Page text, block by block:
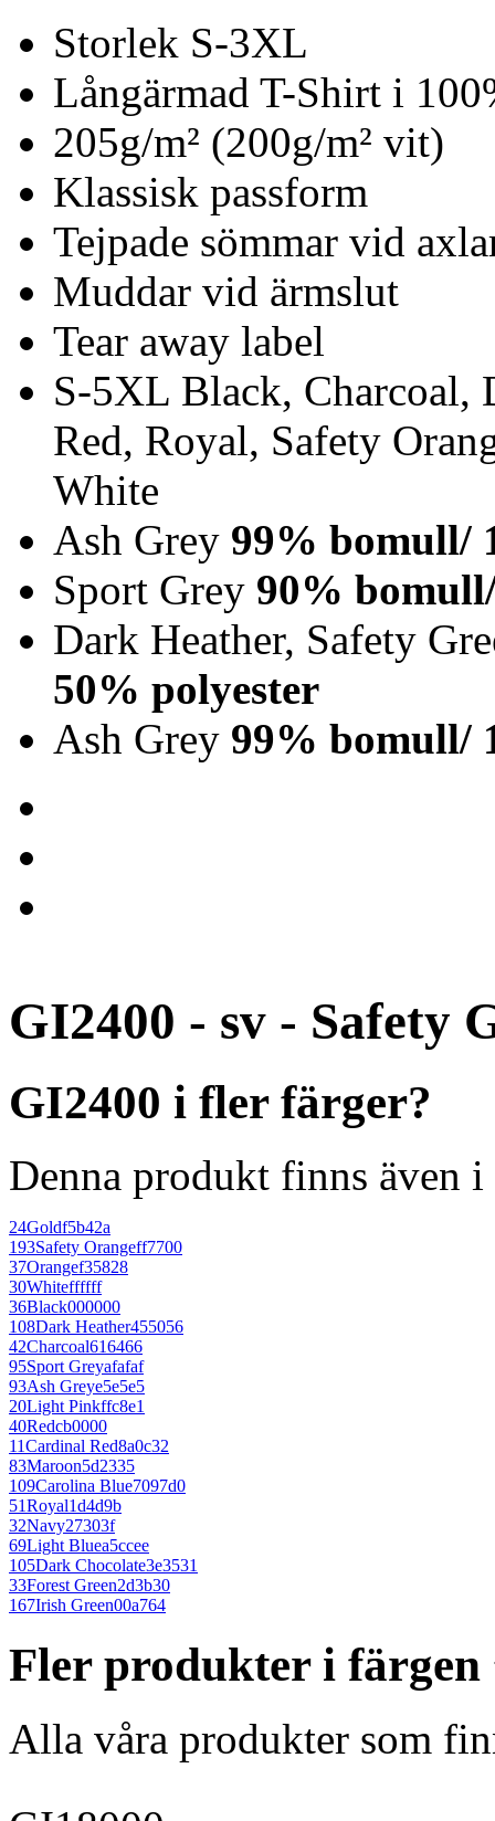
Storlek S-3XL
Långärmad T-Shirt i
205g/m² (200g/m² vit)
Klassisk passform
Tejpade sömmar vid
Muddar vid ärmslut
Tear away label
S-5XL Black, Charcoal,
Red, Royal, Safety
White
Ash Grey 99% bomull/
Sport Grey 90%
Dark Heather, Safety
50% polyester
Ash Grey 99% bomull/
GI2400 - sv - Safety
GI2400 i fler färger?
Denna produkt finns även
24Goldf5b42a
193Safety Orangeff7700
37Orangef35828
30Whiteffffff
36Black000000
108Dark Heather455056
42Charcoal616466
95Sport Greyafafaf
93Ash Greye5e5e5
20Light Pinkffc8e1
40Redcb0000
11Cardinal Red8a0c32
83Maroon5d2335
109Carolina Blue7097d0
51Royal1d4d9b
32Navy27303f
69Light Bluea5ccee
105Dark Chocolate3e3531
33Forest Green2d3b30
167Irish Green00a764
Fler produkter i färgen
Alla våra produkter som